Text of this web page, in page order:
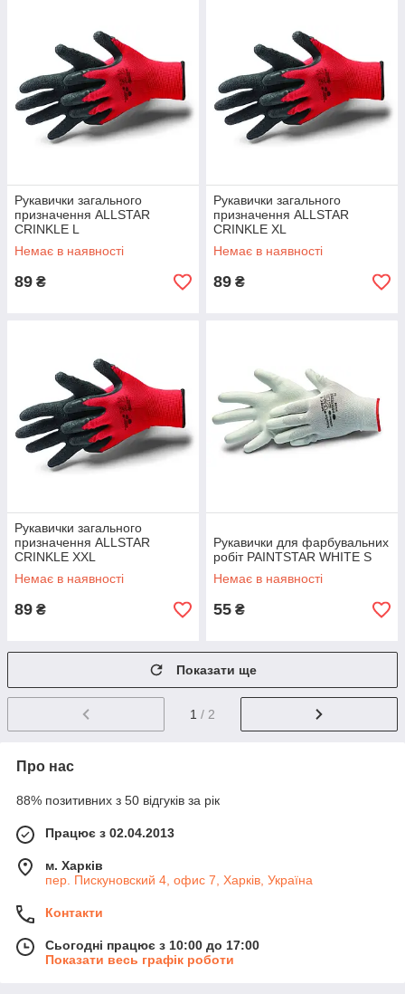
Рукавички загального
призначення ALLSTAR
CRINKLE L
Немає в наявності
89 ₴
Рукавички загального
призначення ALLSTAR
CRINKLE XL
Немає в наявності
89 ₴
Рукавички загального
призначення ALLSTAR
CRINKLE XXL
Немає в наявності
89 ₴
Рукавички для фарбувальних
робіт PAINTSTAR WHITE S
Немає в наявності
55 ₴
Показати ще
1 / 2
Про нас
88% позитивних з 50 відгуків за рік
Працює з 02.04.2013
м. Харків
пер. Пискуновский 4, офис 7, Харків, Україна
Контакти
Сьогодні працює з 10:00 до 17:00
Показати весь графік роботи